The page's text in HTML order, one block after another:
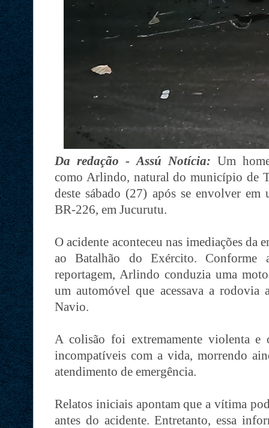
Da redação - Assú Notícia: Um
como Arlindo, natural do município de
deste sábado (27) após se envolver
BR-226, em Jucurutu.
O acidente aconteceu nas imediações da
ao Batalhão do Exército. Conforme
reportagem, Arlindo conduzia uma
um automóvel que acessava a rodovia
Navio.
A colisão foi extremamente violenta e
incompatíveis com a vida, morrendo
atendimento de emergência.
Relatos iniciais apontam que a vítima
antes do acidente. Entretanto, essa